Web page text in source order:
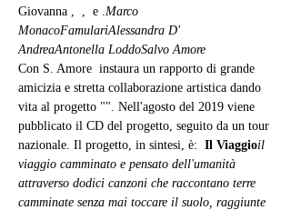
Giovanna , , e .Marco
MonacoFamulariAlessandra D'
AndreaAntonella LoddoSalvo Amore
Con S. Amore  instaura un rapporto di grande
amicizia e stretta collaborazione artistica dando
vita al progetto "". Nell'agosto del 2019 viene
pubblicato il CD del progetto, seguito da un tour
nazionale. Il progetto, in sintesi, è: Il Viaggioil
viaggio camminato e pensato dell'umanità
attraverso dodici canzoni che raccontano terre
camminate senza mai toccare il suolo, raggiunte